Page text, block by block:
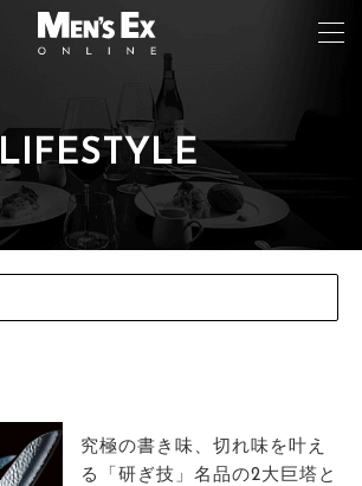
LIFESTYLE
究極の書き味、切れ味を叶え
る「研ぎ技」名品の2大巨塔と